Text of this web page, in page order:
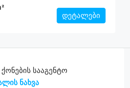
დეტალები
სააგენტო
ნახვა